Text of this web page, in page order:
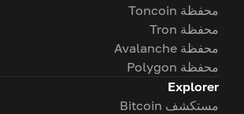
محفظة Toncoin
محفظة Tron
محفظة Avalanche
محفظة Polygon
Explorer
مستكشف Bitcoin